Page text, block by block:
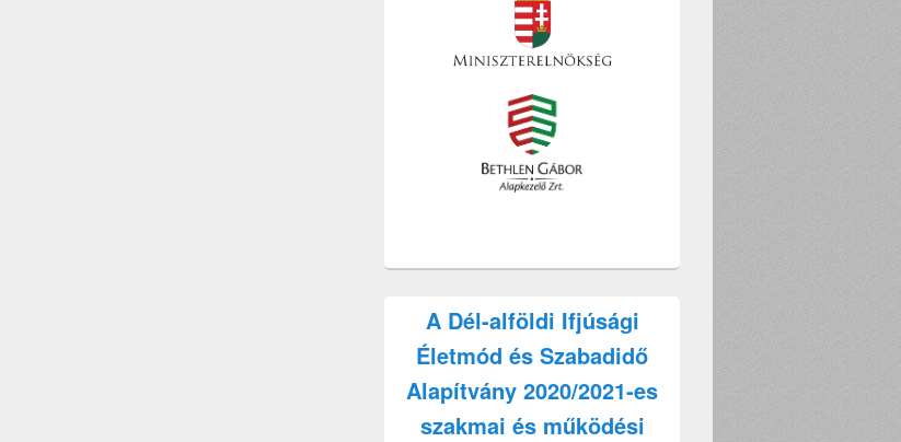
A Dél-alföldi Ifjúsági
Életmód és Szabadidő
Alapítvány 2020/2021-es
szakmai és működési